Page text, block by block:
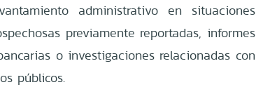
administrativo en situaciones
previamente reportadas, informes
o investigaciones relacionadas con
públicos.